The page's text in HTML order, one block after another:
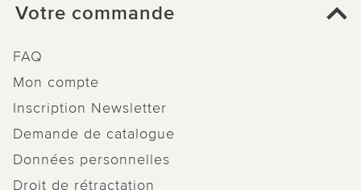
Votre commande
FAQ
Mon compte
Inscription Newsletter
Demande de catalogue
Données personnelles
Droit de rétractation